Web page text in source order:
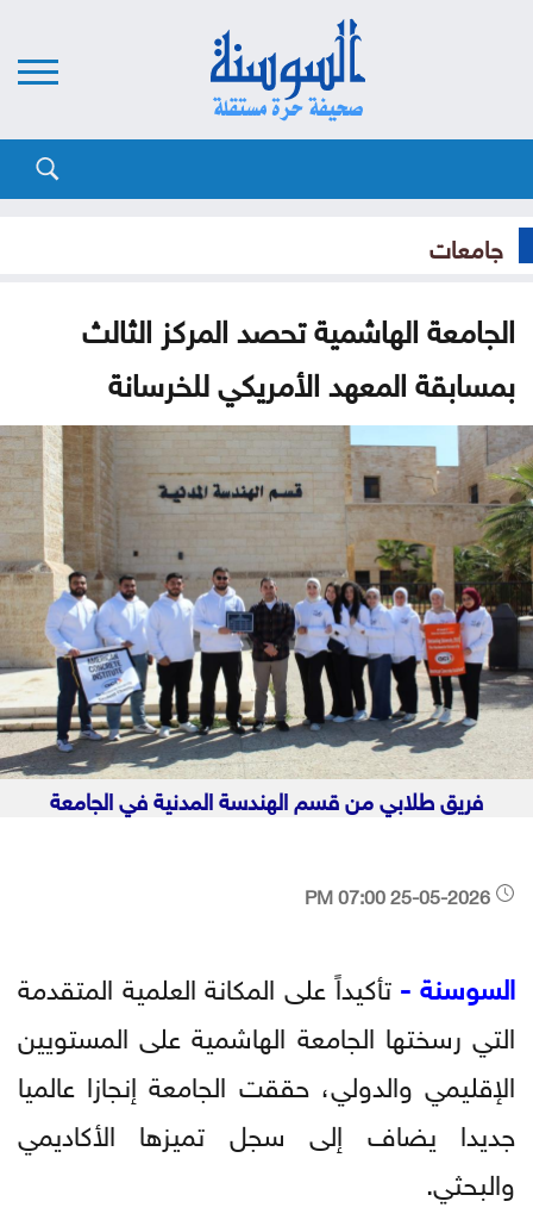
جامعات
الجامعة الهاشمية تحصد المركز الثالث
بمسابقة المعهد الأمريكي للخرسانة
فريق طلابي من قسم الهندسة المدنية في الجامعة
السوسنة -تأكيداً على المكانة العلمية المتقدمة
التي رسختها الجامعة الهاشمية على المستويين
الإقليمي والدولي، حققت الجامعة إنجازا عالميا
جديدا يضاف إلى سجل تميزها الأكاديمي
والبحثي.